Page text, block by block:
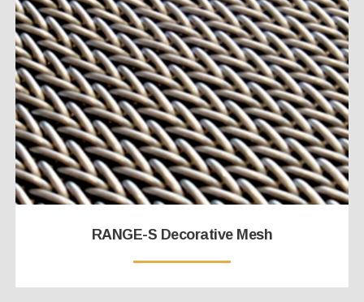
RANGE-S Decorative Mesh